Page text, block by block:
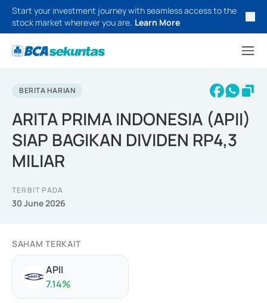
Start your investment journey with seamless access to the
stock market wherever you are. Learn More
BERITA HARIAN
ARITA PRIMA INDONESIA (APII)
SIAP BAGIKAN DIVIDEN RP4,3
MILIAR
TERBIT PADA
30 June 2026
SAHAM TERKAIT
APII
7.14%